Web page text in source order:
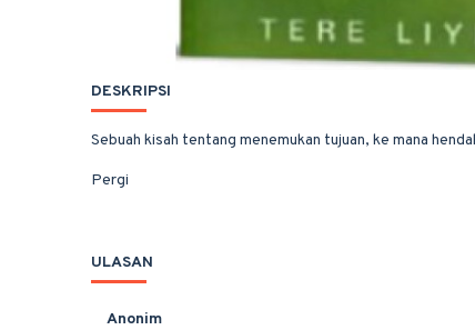
DESKRIPSI
Sebuah kisah tentang menemukan tujuan, ke mana
Pergi
ULASAN
Anonim